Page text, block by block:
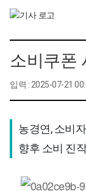
소비쿠폰
입력 : 2025-07-21
농경연, 소비
향후 소비 진